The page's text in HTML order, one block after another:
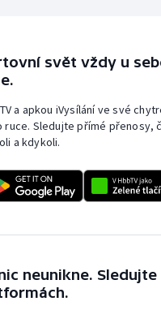
svět vždy u
a apkou iVysílání ve své
ruce. Sledujte přímé přenosy,
a kdykoli.
neunikne. Sledujte